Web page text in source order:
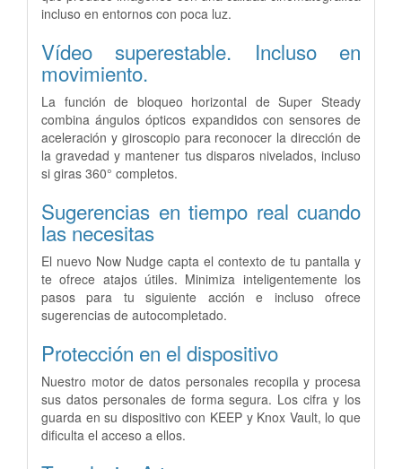
incluso en entornos con poca luz.
Vídeo superestable. Incluso en
movimiento.
La función de bloqueo horizontal de Super Steady
combina ángulos ópticos expandidos con sensores de
aceleración y giroscopio para reconocer la dirección de
la gravedad y mantener tus disparos nivelados, incluso
si giras 360° completos.
Sugerencias en tiempo real cuando
las necesitas
El nuevo Now Nudge capta el contexto de tu pantalla y
te ofrece atajos útiles. Minimiza inteligentemente los
pasos para tu siguiente acción e incluso ofrece
sugerencias de autocompletado.
Protección en el dispositivo
Nuestro motor de datos personales recopila y procesa
sus datos personales de forma segura. Los cifra y los
guarda en su dispositivo con KEEP y Knox Vault, lo que
dificulta el acceso a ellos.